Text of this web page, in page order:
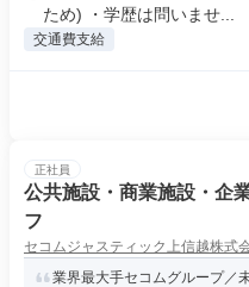
ため) ・学歴は問いませ...
交通費支給
正社員
公共施設・商業施設・企
フ
セコムジャスティック上信越株式
業界最大手セコムグループ／